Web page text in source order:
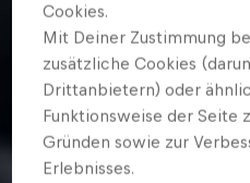
Cookies.
Mit Deiner Zustimmung
zusätzliche Cookies
Drittanbietern) oder
Funktionsweise der Seite
Gründen sowie zur
Erlebnisses.